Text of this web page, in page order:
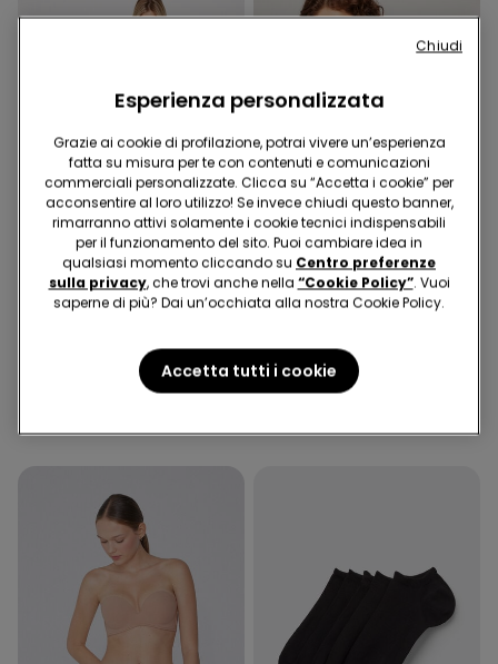
-50%
Pantalone Trombetta in
Microfibra Riciclata
-40%
Bikini Slip Alto con Arriccio
Micro Riciclata
Esperienza personalizzata
Grazie ai cookie di profilazione, potrai vivere un’esperienza
fatta su misura per te con contenuti e comunicazioni
commerciali personalizzate. Clicca su “Accetta i cookie” per
acconsentire al loro utilizzo! Se invece chiudi questo banner,
rimarranno attivi solamente i cookie tecnici indispensabili
per il funzionamento del sito. Puoi cambiare idea in
qualsiasi momento cliccando su Centro preferenze
sulla privacy, che trovi anche nella “Cookie Policy”. Vuoi
saperne di più? Dai un’occhiata alla nostra Cookie Policy.
Accetta tutti i cookie
Chiudi